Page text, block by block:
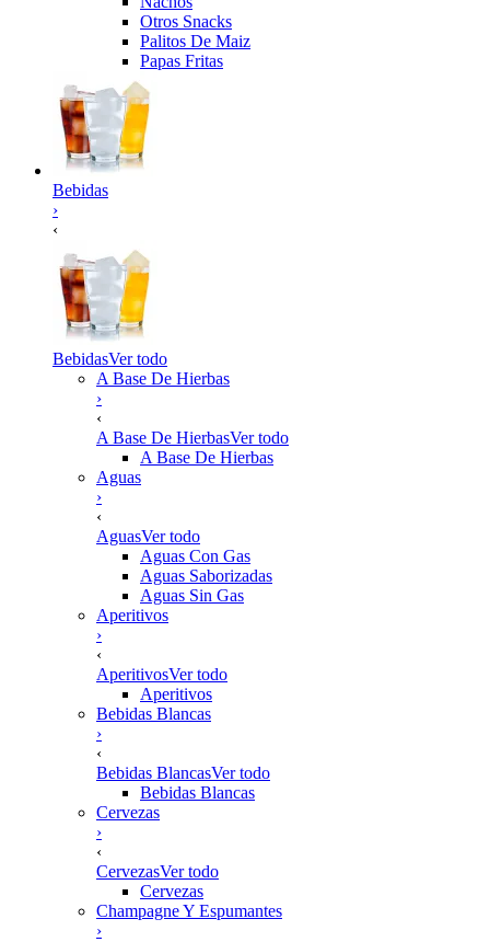
Otros Snacks
Palitos De Maiz
Papas Fritas
Bebidas
›
‹
BebidasVer todo
A Base De Hierbas
›
‹
A Base De HierbasVer todo
A Base De Hierbas
Aguas
›
‹
AguasVer todo
Aguas Con Gas
Aguas Saborizadas
Aguas Sin Gas
Aperitivos
›
‹
AperitivosVer todo
Aperitivos
Bebidas Blancas
›
‹
Bebidas BlancasVer todo
Bebidas Blancas
Cervezas
›
‹
CervezasVer todo
Cervezas
Champagne Y Espumantes
›